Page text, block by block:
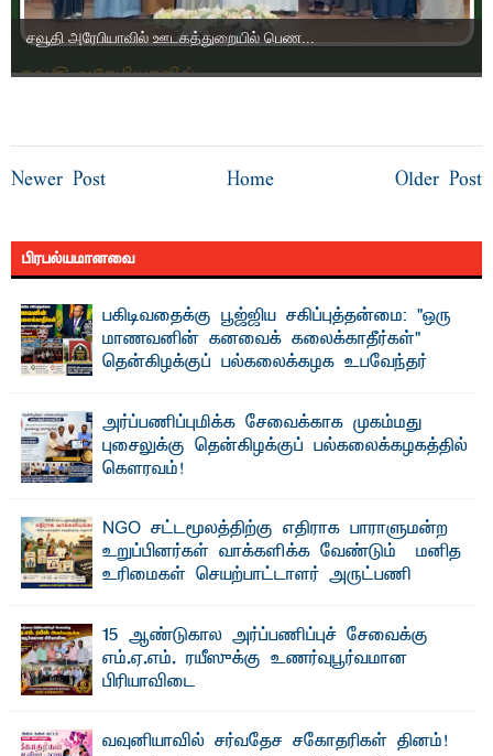
சவூதி அரேபியாவில் ஊடகத்துறையில் பெண...
Newer Post Older Post
Home
பிரபல்யமானவை
பகிடிவதைக்கு பூஜ்ஜிய சகிப்புத்தன்மை: "ஒரு
மாணவனின் கனவைக் கலைக்காதீர்கள்" –
தென்கிழக்குப் பல்கலைக்கழக உபவேந்தர்
"ஒ ரு மாணவனின் அல்லது மாணவியின் கனவு என்னால்
கலைக்கப்படாது" என்ற உறுதியை ஒவ்வொரு மாணவரும் ...
அர்ப்பணிப்புமிக்க சேவைக்காக முகம்மது
புசைலுக்கு தென்கிழக்குப் பல்கலைக்கழகத்தில்
கௌரவம்!
NGO சட்டமூலத்திற்கு எதிராக பாராளுமன்ற
உறுப்பினர்கள் வாக்களிக்க வேண்டும் – மனித
உரிமைகள் செயற்பாட்டாளர் அருட்பணி
ஜே. எப். காமிலா பேகம்- இ லங்கை அரசாங்கம் அரசுசாரா
அமைப்புகள் (NGO) தொடர்பான புதிய சட்டமூலத்தை ...
15 ஆண்டுகால அர்ப்பணிப்புச் சேவைக்கு
எம்.ஏ.எம். ரயீஸுக்கு உணர்வுபூர்வமான
பிரியாவிடை
வவுனியாவில் சர்வதேச சகோதரிகள் தினம்!